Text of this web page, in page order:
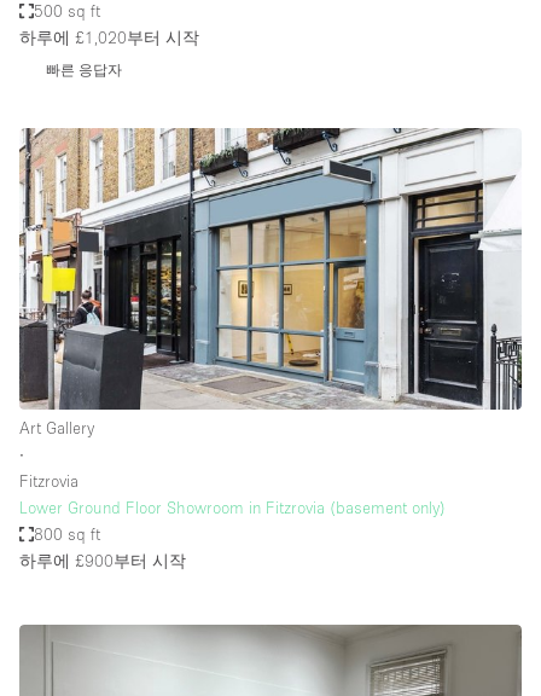
500 sq ft
하루에 £1,020부터 시작
빠른 응답자
Art Gallery
∙
Fitzrovia
Lower Ground Floor Showroom in Fitzrovia (basement only)
800 sq ft
하루에 £900부터 시작